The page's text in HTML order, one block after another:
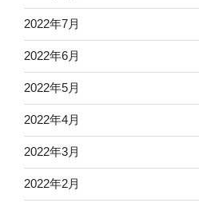
2022年7月
2022年6月
2022年5月
2022年4月
2022年3月
2022年2月